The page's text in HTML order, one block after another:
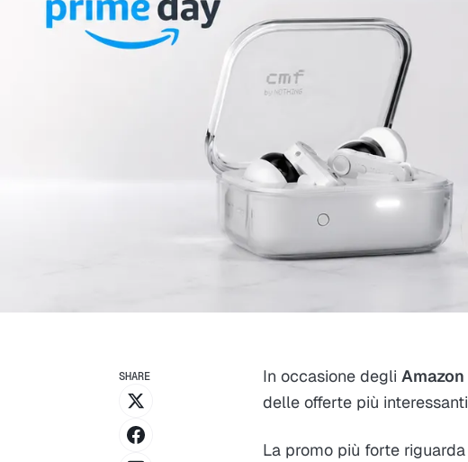
In occasione degli
delle offerte più
La promo più forte
SHARE